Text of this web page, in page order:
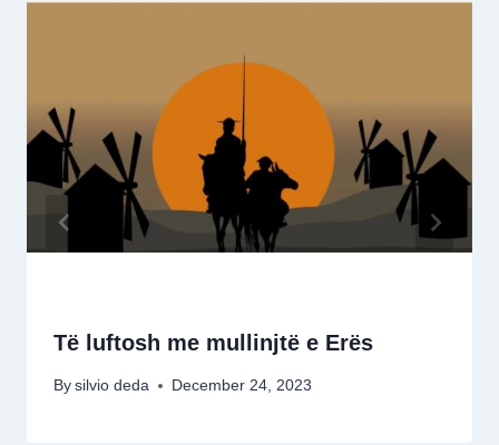
Të luftosh me mullinjtë e Erës
By silvio deda December 24, 2023